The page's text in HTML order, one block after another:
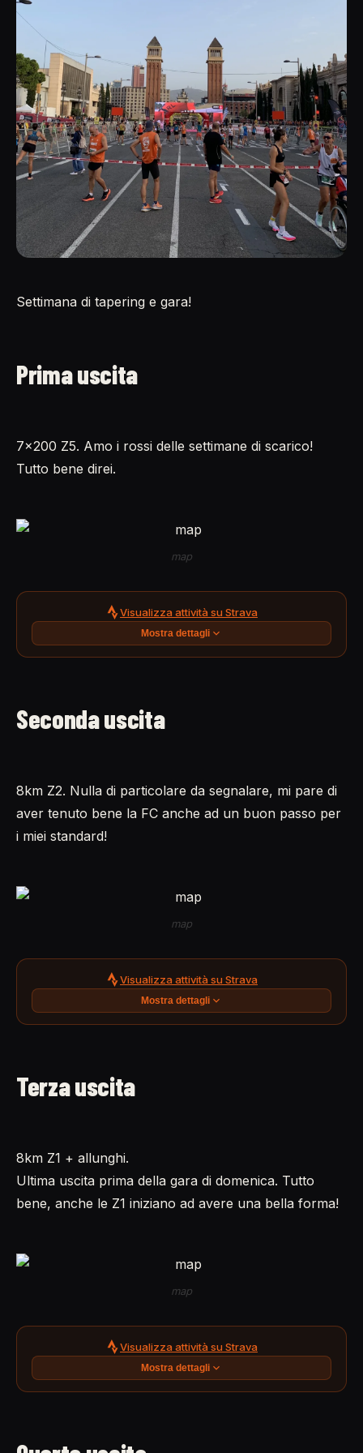
Settimana di tapering e gara!
Prima uscita
7x200 Z5. Amo i rossi delle settimane di scarico!
Tutto bene direi.
map
Visualizza attività su Strava
Mostra dettagli
Seconda uscita
8km Z2. Nulla di particolare da segnalare, mi pare di
aver tenuto bene la FC anche ad un buon passo per
i miei standard!
map
Visualizza attività su Strava
Mostra dettagli
Terza uscita
8km Z1 + allunghi.
Ultima uscita prima della gara di domenica. Tutto
bene, anche le Z1 iniziano ad avere una bella forma!
map
Visualizza attività su Strava
Mostra dettagli